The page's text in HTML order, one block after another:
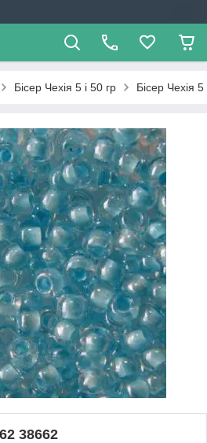
Бісер Чехія 5 і 50 гр Бісер Чехія
38662